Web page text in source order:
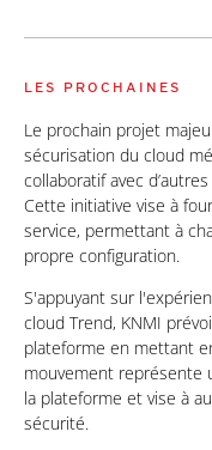
LES PROCHAINES
Le prochain projet
sécurisation du cloud
collaboratif avec
Cette initiative vise à
service, permettant à
propre configuration.
S'appuyant sur
cloud Trend, KNMI
plateforme en mettant
mouvement représente
la plateforme et vise à
sécurité.